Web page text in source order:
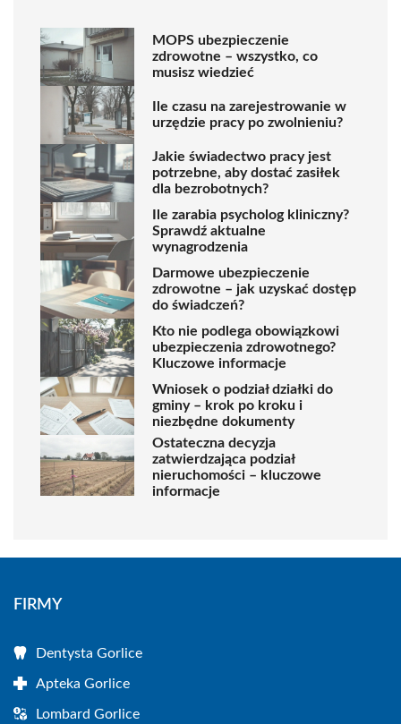
MOPS ubezpieczenie
zdrowotne – wszystko, co
musisz wiedzieć
Ile czasu na zarejestrowanie w
urzędzie pracy po zwolnieniu?
Jakie świadectwo pracy jest
potrzebne, aby dostać zasiłek
dla bezrobotnych?
Ile zarabia psycholog kliniczny?
Sprawdź aktualne
wynagrodzenia
Darmowe ubezpieczenie
zdrowotne – jak uzyskać dostęp
do świadczeń?
Kto nie podlega obowiązkowi
ubezpieczenia zdrowotnego?
Kluczowe informacje
Wniosek o podział działki do
gminy – krok po kroku i
niezbędne dokumenty
Ostateczna decyzja
zatwierdzająca podział
nieruchomości – kluczowe
informacje
FIRMY
Dentysta Gorlice
Apteka Gorlice
Lombard Gorlice